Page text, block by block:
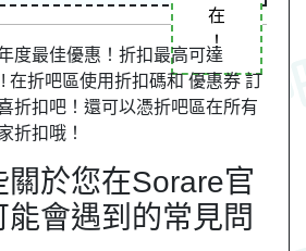
在
！
度最佳優惠！折扣最高可達
在折吧區使用折扣碼和 優惠券 訂
折扣吧！還可以憑折吧區在所有
折扣哦！
關於您在Sorare官
會遇到的常見問